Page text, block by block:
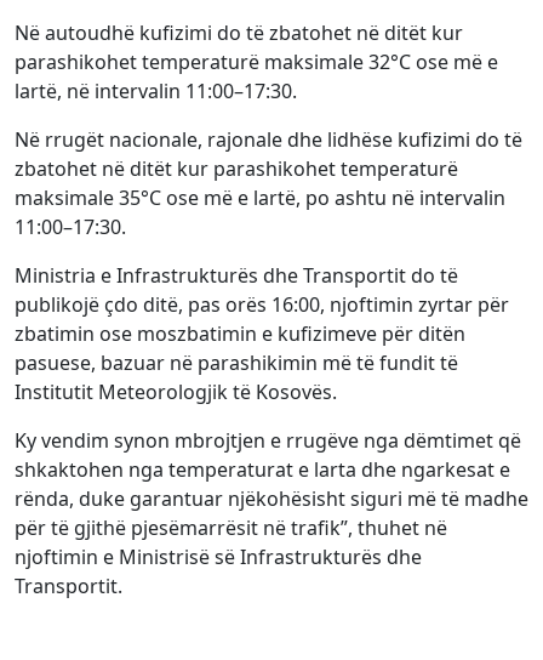
Në autoudhë kufizimi do të zbatohet në ditët kur
parashikohet temperaturë maksimale 32°C ose më e
lartë, në intervalin 11:00–17:30.
Në rrugët nacionale, rajonale dhe lidhëse kufizimi do të
zbatohet në ditët kur parashikohet temperaturë
maksimale 35°C ose më e lartë, po ashtu në intervalin
11:00–17:30.
Ministria e Infrastrukturës dhe Transportit do të
publikojë çdo ditë, pas orës 16:00, njoftimin zyrtar për
zbatimin ose moszbatimin e kufizimeve për ditën
pasuese, bazuar në parashikimin më të fundit të
Institutit Meteorologjik të Kosovës.
Ky vendim synon mbrojtjen e rrugëve nga dëmtimet që
shkaktohen nga temperaturat e larta dhe ngarkesat e
rënda, duke garantuar njëkohësisht siguri më të madhe
për të gjithë pjesëmarrësit në trafik”, thuhet në
njoftimin e Ministrisë së Infrastrukturës dhe
Transportit.